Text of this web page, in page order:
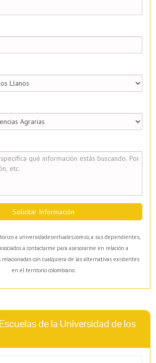
Solicitar Información
a universidadesvirtuales.com.co, a sus dependientes,
a contactarme para asesorarme en relación a
relacionadas con cualquiera de las alternativas existentes
en el territorio colombiano.
de la Universidad de los